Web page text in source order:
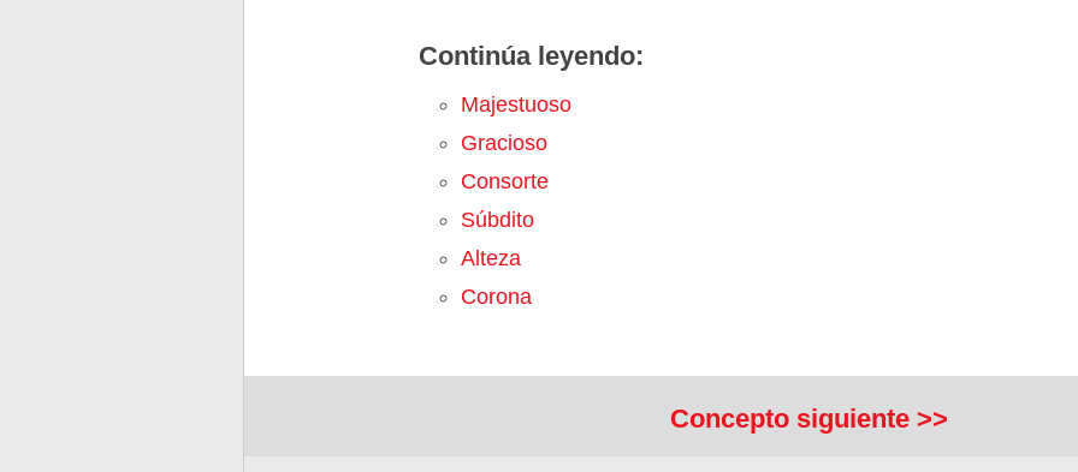
Continúa leyendo:
Majestuoso
Gracioso
Consorte
Súbdito
Alteza
Corona
Concepto siguiente >>